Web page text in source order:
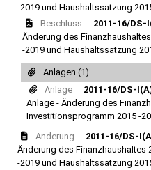
-2019 und Haushaltssatzung
Beschluss
2011-16/DS-
Änderung des
-2019 und Haushaltssatzung
Anlagen (1)
Anlage
2011-16/DS-
Anlage - Änderung des
Investitionsprogramm 2015 -
Änderung
2011-16/DS-
Änderung des Finanzhaushaltes
-2019 und Haushaltssatzung